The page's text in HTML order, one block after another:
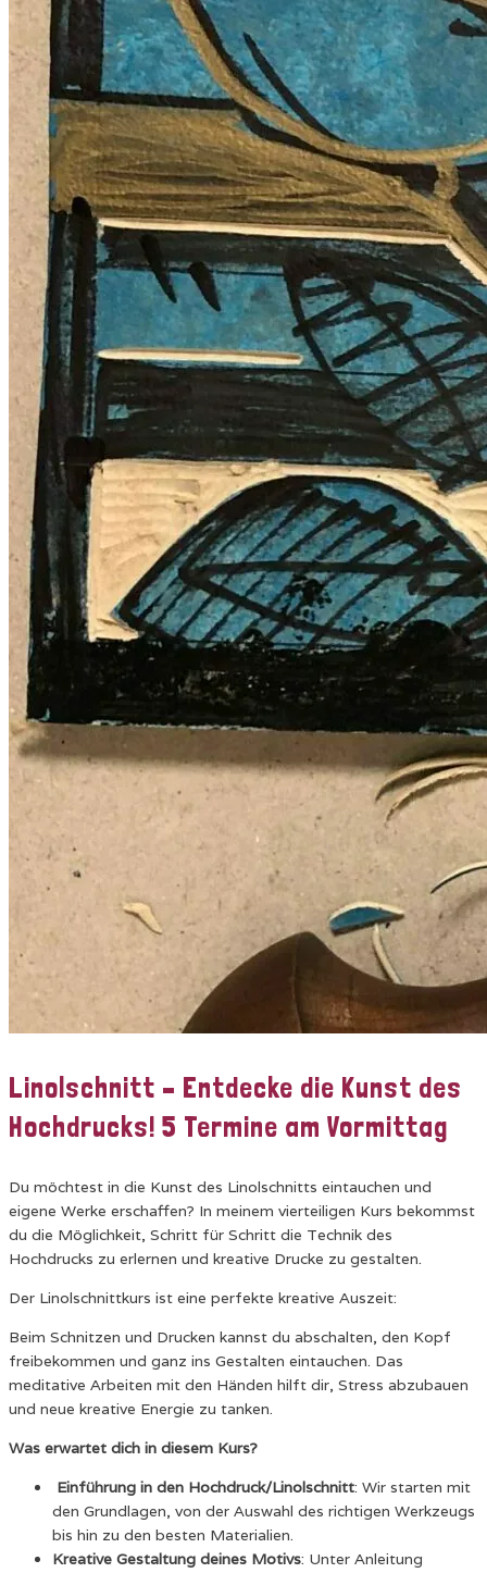
Linolschnitt – Entdecke die Kunst des
Hochdrucks! 5 Termine am Vormittag
Du möchtest in die Kunst des Linolschnitts eintauchen und
eigene Werke erschaffen? In meinem vierteiligen Kurs bekommst
du die Möglichkeit, Schritt für Schritt die Technik des
Hochdrucks zu erlernen und kreative Drucke zu gestalten.
Der Linolschnittkurs ist eine perfekte kreative Auszeit:
Beim Schnitzen und Drucken kannst du abschalten, den Kopf
freibekommen und ganz ins Gestalten eintauchen. Das
meditative Arbeiten mit den Händen hilft dir, Stress abzubauen
und neue kreative Energie zu tanken.
Was erwartet dich in diesem Kurs?
Einführung in den Hochdruck/Linolschnitt: Wir starten mit
den Grundlagen, von der Auswahl des richtigen Werkzeugs
bis hin zu den besten Materialien.
Kreative Gestaltung deines Motivs: Unter Anleitung